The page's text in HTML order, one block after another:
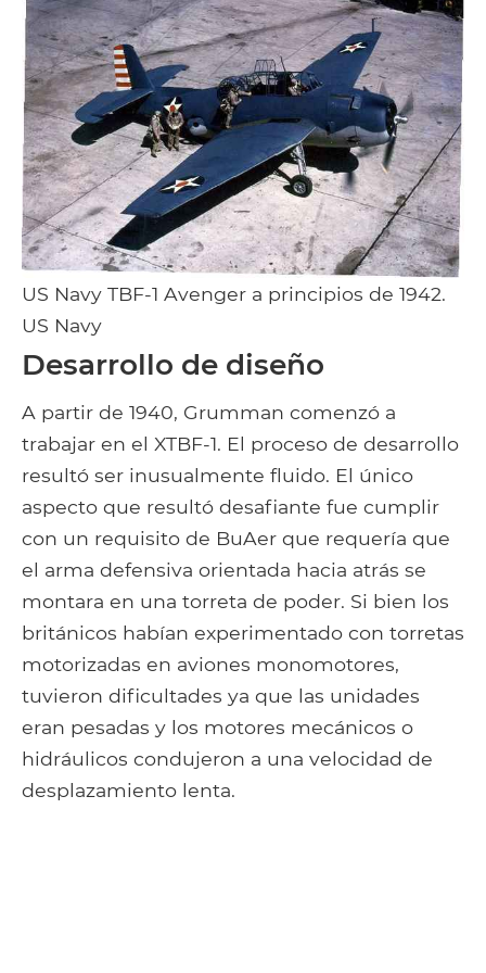
US Navy TBF-1 Avenger a principios de 1942.
US Navy
Desarrollo de diseño
A partir de 1940, Grumman comenzó a
trabajar en el XTBF-1. El proceso de desarrollo
resultó ser inusualmente fluido. El único
aspecto que resultó desafiante fue cumplir
con un requisito de BuAer que requería que
el arma defensiva orientada hacia atrás se
montara en una torreta de poder. Si bien los
británicos habían experimentado con torretas
motorizadas en aviones monomotores,
tuvieron dificultades ya que las unidades
eran pesadas y los motores mecánicos o
hidráulicos condujeron a una velocidad de
desplazamiento lenta.